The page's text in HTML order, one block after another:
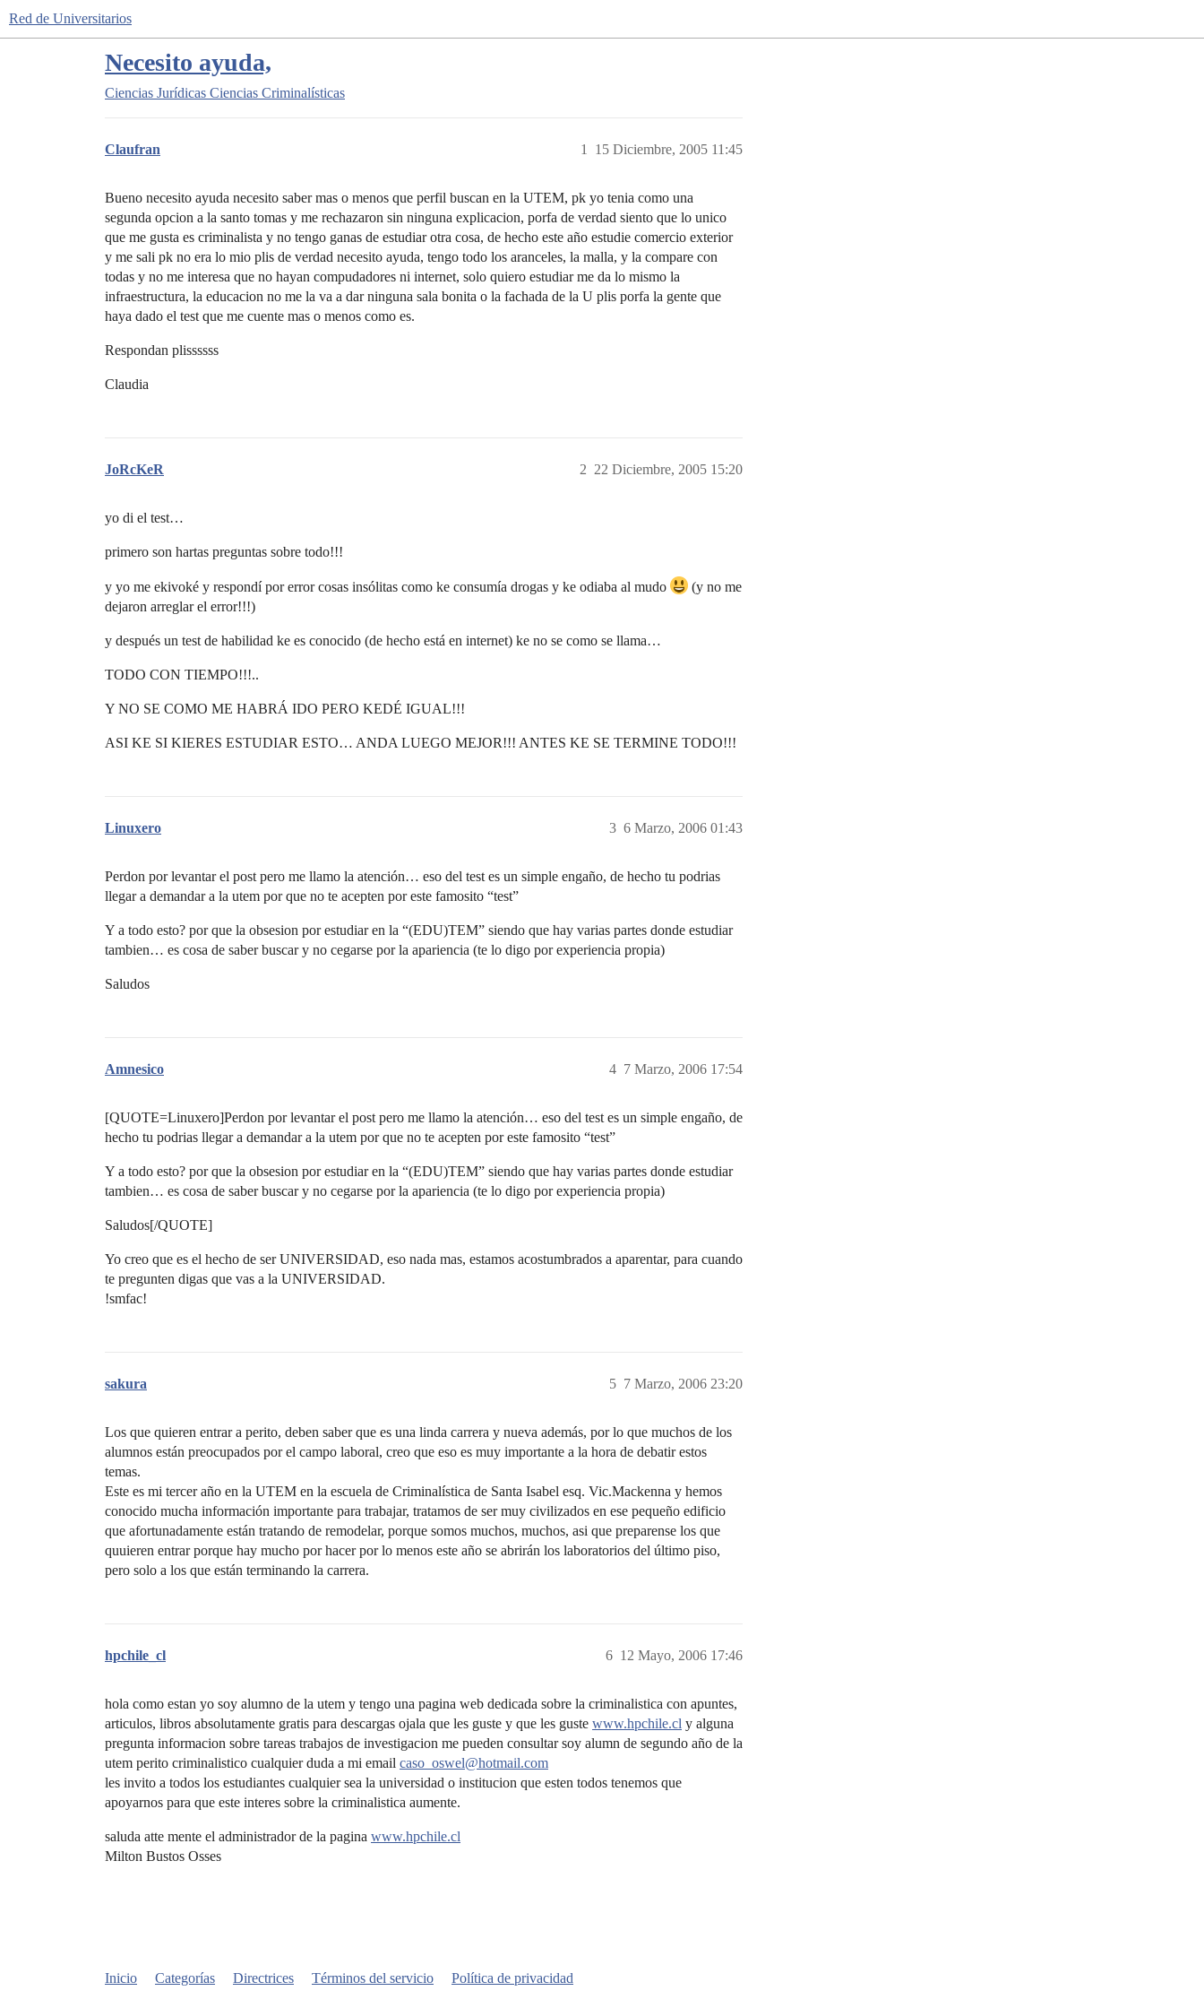
Red de Universitarios
Necesito ayuda,
Ciencias Jurídicas Ciencias Criminalísticas
Claufran 15 Diciembre, 2005 11:45
1
Bueno necesito ayuda necesito saber mas o menos que perfil buscan en la UTEM, pk yo tenia como una
segunda opcion a la santo tomas y me rechazaron sin ninguna explicacion, porfa de verdad siento que lo unico
que me gusta es criminalista y no tengo ganas de estudiar otra cosa, de hecho este año estudie comercio exterior
y me sali pk no era lo mio plis de verdad necesito ayuda, tengo todo los aranceles, la malla, y la compare con
todas y no me interesa que no hayan compudadores ni internet, solo quiero estudiar me da lo mismo la
infraestructura, la educacion no me la va a dar ninguna sala bonita o la fachada de la U plis porfa la gente que
haya dado el test que me cuente mas o menos como es.
Respondan plissssss
Claudia
JoRcKeR 22 Diciembre, 2005 15:20
2
yo di el test…
primero son hartas preguntas sobre todo!!!
y yo me ekivoké y respondí por error cosas insólitas como ke consumía drogas y ke odiaba al mudo
(y no me
dejaron arreglar el error!!!)
y después un test de habilidad ke es conocido (de hecho está en internet) ke no se como se llama…
TODO CON TIEMPO!!!..
Y NO SE COMO ME HABRÁ IDO PERO KEDÉ IGUAL!!!
ASI KE SI KIERES ESTUDIAR ESTO… ANDA LUEGO MEJOR!!! ANTES KE SE TERMINE TODO!!!
Linuxero 6 Marzo, 2006 01:43
3
Perdon por levantar el post pero me llamo la atención… eso del test es un simple engaño, de hecho tu podrias
llegar a demandar a la utem por que no te acepten por este famosito “test”
Y a todo esto? por que la obsesion por estudiar en la “(EDU)TEM” siendo que hay varias partes donde estudiar
tambien… es cosa de saber buscar y no cegarse por la apariencia (te lo digo por experiencia propia)
Saludos
Amnesico 7 Marzo, 2006 17:54
4
[QUOTE=Linuxero]Perdon por levantar el post pero me llamo la atención… eso del test es un simple engaño, de
hecho tu podrias llegar a demandar a la utem por que no te acepten por este famosito “test”
Y a todo esto? por que la obsesion por estudiar en la “(EDU)TEM” siendo que hay varias partes donde estudiar
tambien… es cosa de saber buscar y no cegarse por la apariencia (te lo digo por experiencia propia)
Saludos[/QUOTE]
Yo creo que es el hecho de ser UNIVERSIDAD, eso nada mas, estamos acostumbrados a aparentar, para cuando
te pregunten digas que vas a la UNIVERSIDAD.
!smfac!
sakura 7 Marzo, 2006 23:20
5
Los que quieren entrar a perito, deben saber que es una linda carrera y nueva además, por lo que muchos de los
alumnos están preocupados por el campo laboral, creo que eso es muy importante a la hora de debatir estos
temas.
Este es mi tercer año en la UTEM en la escuela de Criminalística de Santa Isabel esq. Vic.Mackenna y hemos
conocido mucha información importante para trabajar, tratamos de ser muy civilizados en ese pequeño edificio
que afortunadamente están tratando de remodelar, porque somos muchos, muchos, asi que preparense los que
quuieren entrar porque hay mucho por hacer por lo menos este año se abrirán los laboratorios del último piso,
pero solo a los que están terminando la carrera.
hpchile_cl 12 Mayo, 2006 17:46
6
hola como estan yo soy alumno de la utem y tengo una pagina web dedicada sobre la criminalistica con apuntes,
articulos, libros absolutamente gratis para descargas ojala que les guste y que les guste www.hpchile.cl y alguna
pregunta informacion sobre tareas trabajos de investigacion me pueden consultar soy alumn de segundo año de la
utem perito criminalistico cualquier duda a mi email caso_oswel@hotmail.com
les invito a todos los estudiantes cualquier sea la universidad o institucion que esten todos tenemos que
apoyarnos para que este interes sobre la criminalistica aumente.
saluda atte mente el administrador de la pagina www.hpchile.cl
Milton Bustos Osses
Inicio Categorías Directrices Términos del servicio Política de privacidad